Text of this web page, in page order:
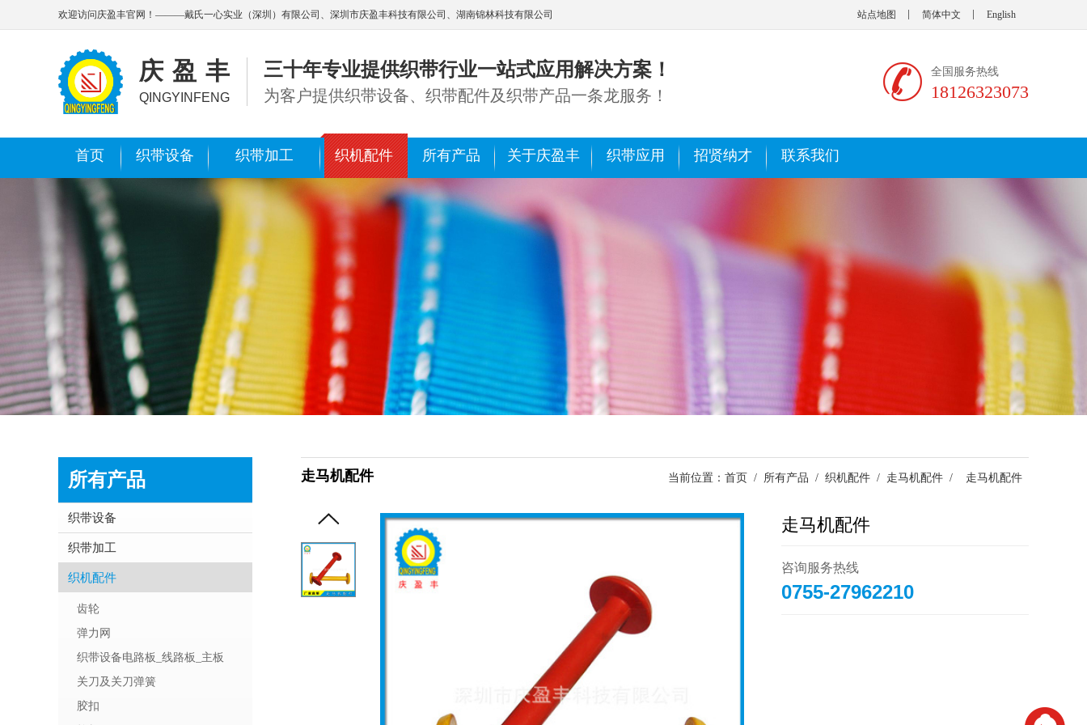
欢迎访问庆盈丰官网！———戴氏一心实业（深圳）有限公司、深圳市庆盈丰科技有限公司、湖南锦林科技有限公司 站点地图 简体中文 English
庆盈丰
QINGYINFENG
三十年专业提供织带行业一站式应用解决方案！
为客户提供织带设备、织带配件及织带产品一条龙服务！
全国服务热线
18126323073
首页 织带设备 织带加工 织机配件 所有产品 关于庆盈丰 织带应用 招贤纳才 联系我们
走马机配件 当前位置： 首页 / 所有产品 / 织机配件 / 走马机配件 / 走马机配件
走马机配件
咨询服务热线
0755-27962210
所有产品
织带设备
织带加工
织机配件
齿轮
弹力网
织带设备电路板_线路板_主板
关刀及关刀弹簧
胶扣